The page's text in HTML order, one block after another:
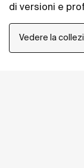
di versioni e
Vedere la